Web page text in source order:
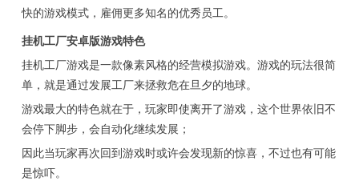
快的游戏模式，雇佣更多知名的优秀员工。
挂机工厂安卓版游戏特色
挂机工厂游戏是一款像素风格的经营模拟游戏。游戏的玩法很简
单，就是通过发展工厂来拯救危在旦夕的地球。
游戏最大的特色就在于，玩家即使离开了游戏，这个世界依旧不
会停下脚步，会自动化继续发展；
因此当玩家再次回到游戏时或许会发现新的惊喜，不过也有可能
是惊吓。